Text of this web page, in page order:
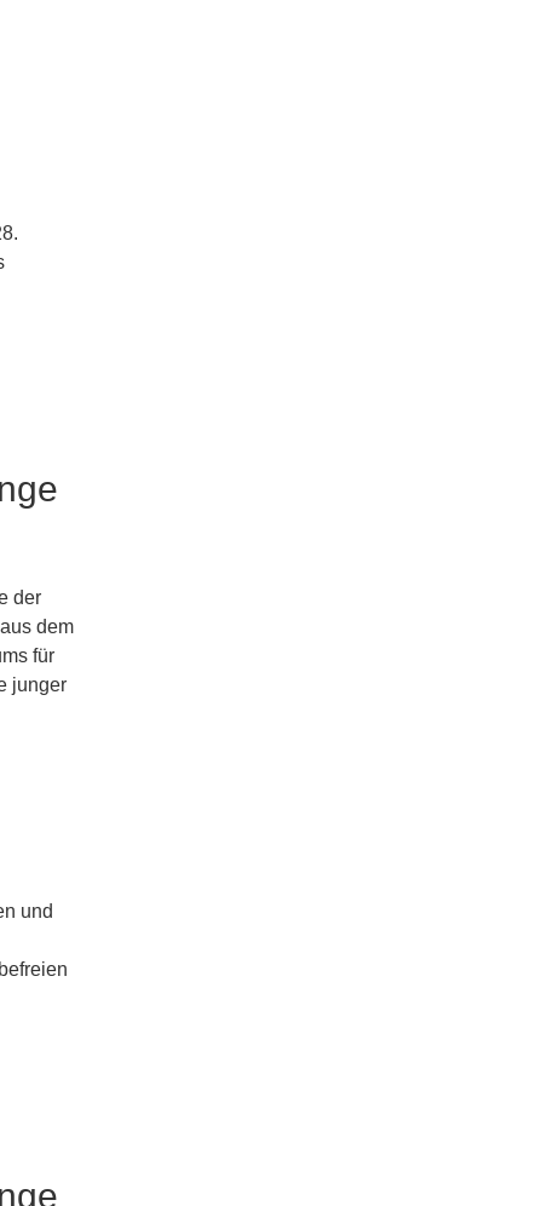
der
dem
für
junger
und